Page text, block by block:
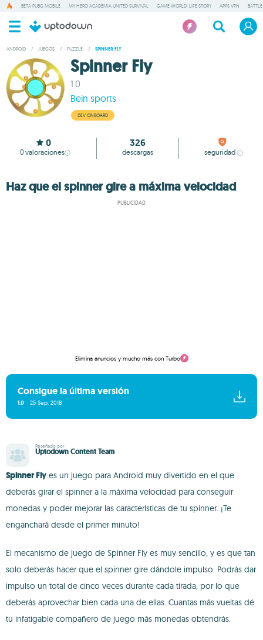
BETA PUBG MOBILE MY HERO ACADEMIA UNITED SURVIVAL GAME WORLD: LIFE STORY APPS VPN
ANDROID / JUEGOS / PUZZLE / SPINNER FLY
Spinner Fly
1.0
Bein sports
DEV ONBOARD
0
0 valoraciones
326
descargas seguridad
Haz que el spinner gire a máxima velocidad
PUBLICIDAD
Elimina anuncios y mucho más con Turbo
Consigue la última versión
1.0 25 Sep. 2018
Reseñado por
Uptodown Content Team
Spinner Fly es un juego para Android muy divertido en el que
deberás girar el spinner a la máxima velocidad para conseguir
monedas y poder mejorar las características de tu spinner. ¡Te
enganchará desde el primer minuto!
El mecanismo de juego de Spinner Fly es muy sencillo, y es que tan
solo deberás hacer que el spinner gire dándole impulso. Podrás dar
impulso un total de cinco veces durante cada tirada, por lo que
deberás aprovechar bien cada una de ellas. Cuantas más vueltas dé
tu infatigable compañero de juego más monedas obtendrás.